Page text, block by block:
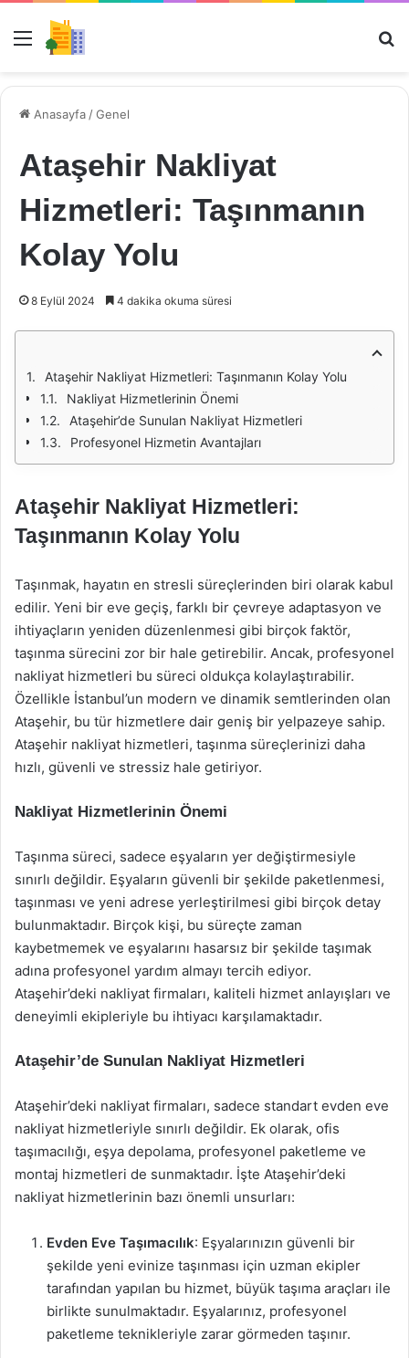
Menü
Anasayfa /Genel
Ataşehir Nakliyat
Hizmetleri: Taşınmanın
Kolay Yolu
8 Eylül 2024 4 dakika okuma süresi
Ataşehir Nakliyat Hizmetleri: Taşınmanın Kolay Yolu
Nakliyat Hizmetlerinin Önemi
Ataşehir’de Sunulan Nakliyat Hizmetleri
Profesyonel Hizmetin Avantajları
Ataşehir Nakliyat Hizmetleri:
Taşınmanın Kolay Yolu
Taşınmak, hayatın en stresli süreçlerinden biri olarak kabul
edilir. Yeni bir eve geçiş, farklı bir çevreye adaptasyon ve
ihtiyaçların yeniden düzenlenmesi gibi birçok faktör,
taşınma sürecini zor bir hale getirebilir. Ancak, profesyonel
nakliyat hizmetleri bu süreci oldukça kolaylaştırabilir.
Özellikle İstanbul’un modern ve dinamik semtlerinden olan
Ataşehir, bu tür hizmetlere dair geniş bir yelpazeye sahip.
Ataşehir nakliyat hizmetleri, taşınma süreçlerinizi daha
hızlı, güvenli ve stressiz hale getiriyor.
Nakliyat Hizmetlerinin Önemi
Taşınma süreci, sadece eşyaların yer değiştirmesiyle
sınırlı değildir. Eşyaların güvenli bir şekilde paketlenmesi,
taşınması ve yeni adrese yerleştirilmesi gibi birçok detay
bulunmaktadır. Birçok kişi, bu süreçte zaman
kaybetmemek ve eşyalarını hasarsız bir şekilde taşımak
adına profesyonel yardım almayı tercih ediyor.
Ataşehir’deki nakliyat firmaları, kaliteli hizmet anlayışları ve
deneyimli ekipleriyle bu ihtiyacı karşılamaktadır.
Ataşehir’de Sunulan Nakliyat Hizmetleri
Ataşehir’deki nakliyat firmaları, sadece standart evden eve
nakliyat hizmetleriyle sınırlı değildir. Ek olarak, ofis
taşımacılığı, eşya depolama, profesyonel paketleme ve
montaj hizmetleri de sunmaktadır. İşte Ataşehir’deki
nakliyat hizmetlerinin bazı önemli unsurları:
Evden Eve Taşımacılık: Eşyalarınızın güvenli bir
şekilde yeni evinize taşınması için uzman ekipler
tarafından yapılan bu hizmet, büyük taşıma araçları ile
birlikte sunulmaktadır. Eşyalarınız, profesyonel
paketleme teknikleriyle zarar görmeden taşınır.